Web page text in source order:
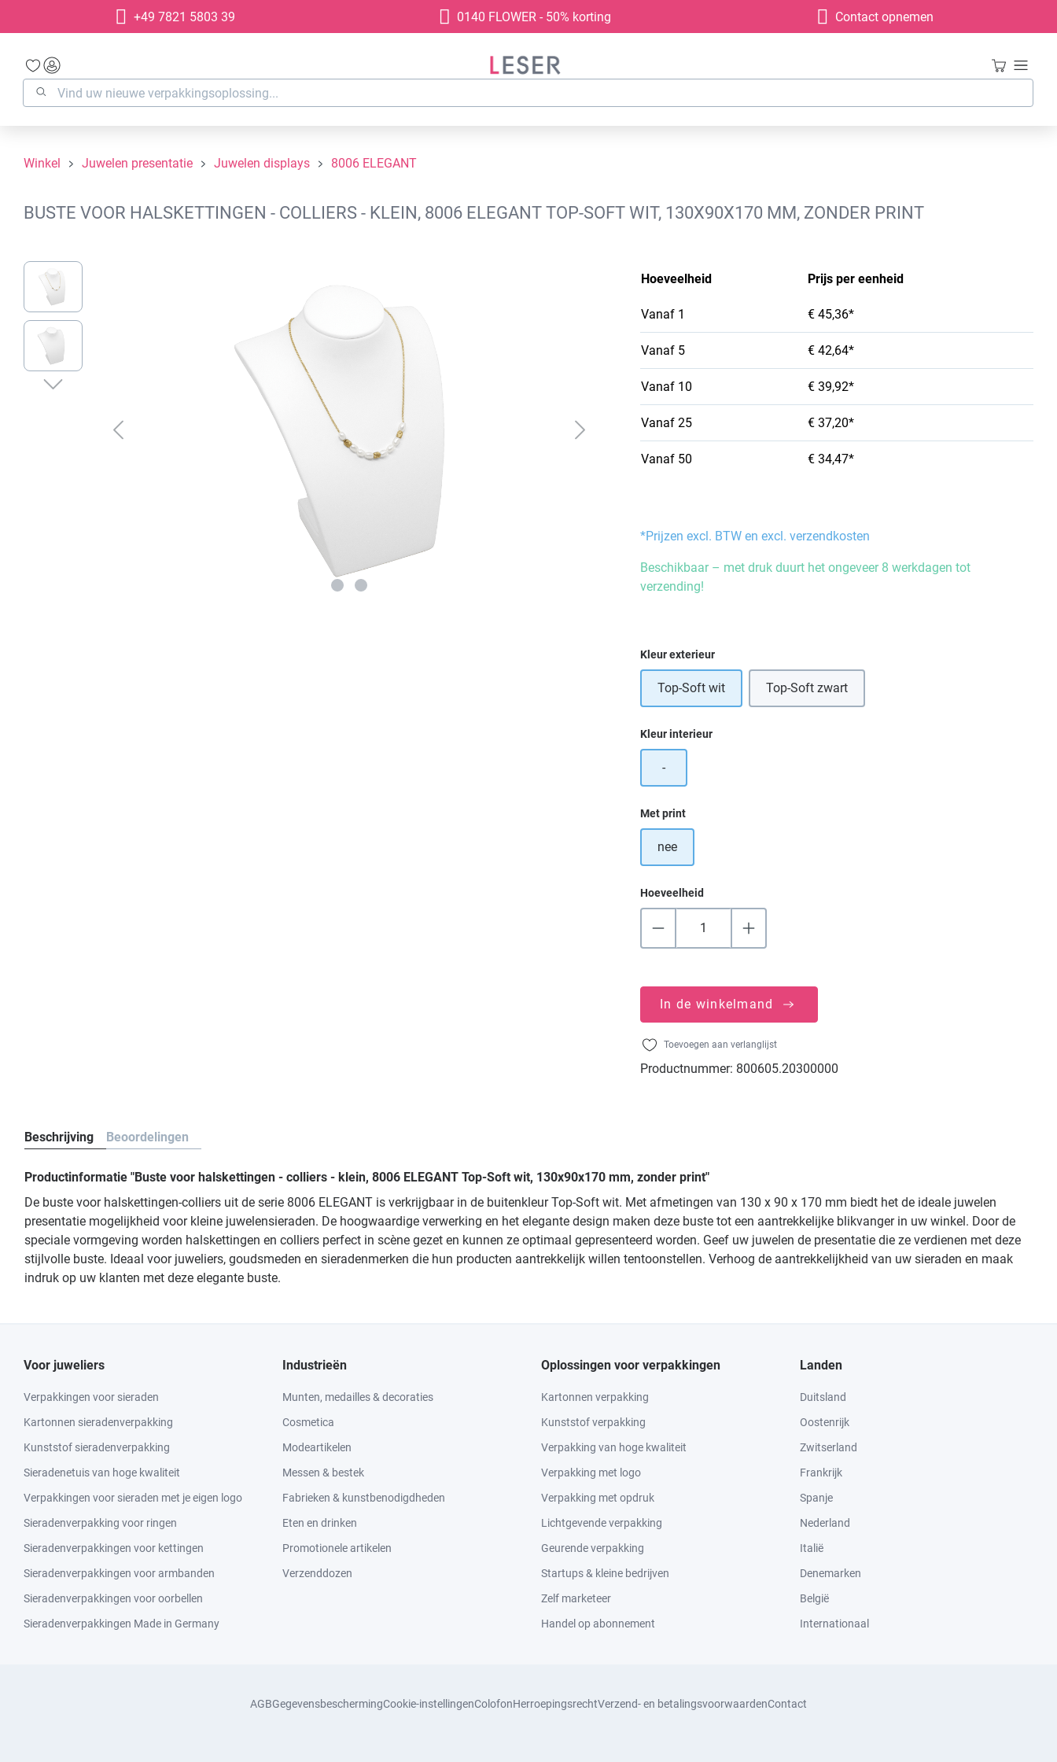
Ga naar de hoofdnavigatie
+49 7821 5803 39 0140 FLOWER - 50% korting Contact opnemen
Winkel Juwelen presentatie Juwelen displays 8006 ELEGANT
BUSTE VOOR HALSKETTINGEN - COLLIERS - KLEIN, 8006 ELEGANT TOP-SOFT WIT, 130X90X170 MM, ZONDER PRINT
Afbeeldingengalerij overslaan
Hoeveelheid Prijs per eenheid
Vanaf 1 € 45,36*
Vanaf 5 € 42,64*
Vanaf 10 € 39,92*
Vanaf 25 € 37,20*
Vanaf 50 € 34,47*
*Prijzen excl. BTW en excl. verzendkosten
Beschikbaar – met druk duurt het ongeveer 8 werkdagen tot
verzending!
Selecteer
Kleur exterieur
Top-Soft wit Top-Soft zwart
Selecteer
Kleur interieur
-
Selecteer
Met print
nee
Hoeveelheid
In de winkelmand
Toevoegen aan verlanglijst
Productnummer: 800605.20300000
Beschrijving Beoordelingen
Productinformatie "Buste voor halskettingen - colliers - klein, 8006 ELEGANT Top-Soft wit, 130x90x170 mm, zonder print"
De buste voor halskettingen-colliers uit de serie 8006 ELEGANT is verkrijgbaar in de buitenkleur Top-Soft wit. Met afmetingen van 130 x 90 x 170 mm biedt het de ideale juwelen
presentatie mogelijkheid voor kleine juwelensieraden. De hoogwaardige verwerking en het elegante design maken deze buste tot een aantrekkelijke blikvanger in uw winkel. Door de
speciale vormgeving worden halskettingen en colliers perfect in scène gezet en kunnen ze optimaal gepresenteerd worden. Geef uw juwelen de presentatie die ze verdienen met deze
stijlvolle buste. Ideaal voor juweliers, goudsmeden en sieradenmerken die hun producten aantrekkelijk willen tentoonstellen. Verhoog de aantrekkelijkheid van uw sieraden en maak
indruk op uw klanten met deze elegante buste.
Voor juweliers
Verpakkingen voor sieraden
Kartonnen sieradenverpakking
Kunststof sieradenverpakking
Sieradenetuis van hoge kwaliteit
Verpakkingen voor sieraden met je eigen logo
Sieradenverpakking voor ringen
Sieradenverpakkingen voor kettingen
Sieradenverpakkingen voor armbanden
Sieradenverpakkingen voor oorbellen
Sieradenverpakkingen Made in Germany
Industrieën
Munten, medailles & decoraties
Cosmetica
Modeartikelen
Messen & bestek
Fabrieken & kunstbenodigdheden
Eten en drinken
Promotionele artikelen
Verzenddozen
Oplossingen voor verpakkingen
Kartonnen verpakking
Kunststof verpakking
Verpakking van hoge kwaliteit
Verpakking met logo
Verpakking met opdruk
Lichtgevende verpakking
Geurende verpakking
Startups & kleine bedrijven
Zelf marketeer
Handel op abonnement
Landen
Duitsland
Oostenrijk
Zwitserland
Frankrijk
Spanje
Nederland
Italië
Denemarken
België
Internationaal
AGBGegevensbeschermingCookie-instellingenColofonHerroepingsrechtVerzend- en betalingsvoorwaardenContact